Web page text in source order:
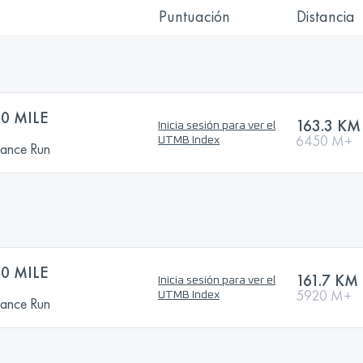
Puntuación Distancia
MILE
Run
Inicia sesión para ver el
UTMB Index
163.3 KM
6450 M+
MILE
Run
Inicia sesión para ver el
UTMB Index
161.7 KM
5920 M+